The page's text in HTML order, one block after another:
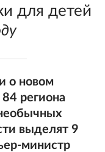
для детей
о новом
региона
выделят 9
министр